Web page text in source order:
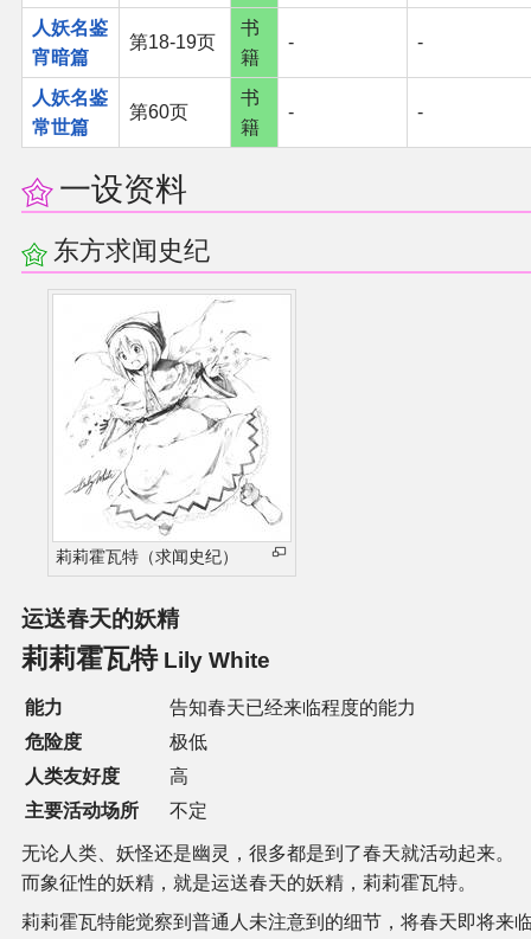
人妖名鉴
宵暗篇
第18-19页
书
籍
- -
人妖名鉴
常世篇
第60页
书
籍
- -
一设资料
东方求闻史纪
莉莉霍瓦特（求闻史纪）
运送春天的妖精
莉莉霍瓦特Lily White
能力
告知春天已经来临程度的能力
危险度
极低
人类友好度
高
主要活动场所
不定
无论人类、妖怪还是幽灵，很多都是到了春天就活动起来。
而象征性的妖精，就是运送春天的妖精，莉莉霍瓦特。
莉莉霍瓦特能觉察到普通人未注意到的细节，将春天即将来